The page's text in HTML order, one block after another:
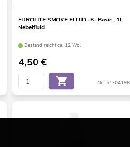
EUROLITE SMOKE FLUID -B- Basic , 1l,
Nebelfluid
Bestand reicht ca. 12 Wo.
4,50€
No. 51704198